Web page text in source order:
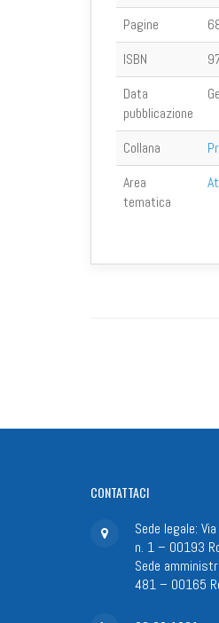
Pagine
ISBN
Data
pubblicazione
Collana
Area
tematica
CONTATTACI
Sede legale:
n. 1 – 00193
Sede
481 – 00165